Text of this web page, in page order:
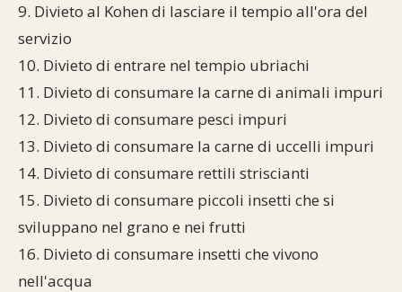
9. Divieto al Kohen di lasciare il tempio all'ora del
servizio
10. Divieto di entrare nel tempio ubriachi
11. Divieto di consumare la carne di animali impuri
12. Divieto di consumare pesci impuri
13. Divieto di consumare la carne di uccelli impuri
14. Divieto di consumare rettili striscianti
15. Divieto di consumare piccoli insetti che si
sviluppano nel grano e nei frutti
16. Divieto di consumare insetti che vivono
nell'acqua